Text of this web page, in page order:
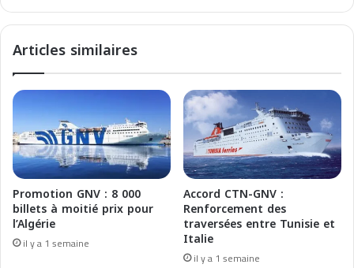
a
e
t
i
F
r
a
n
c
i
a
-
A
c
:
A
a
n
a
c
c
u
s
e
d
o
Articles similaires
Promotion GNV : 8 000
billets à moitié prix pour
l’Algérie
il y a 1 semaine
Accord CTN-GNV :
Renforcement des
traversées entre Tunisie et
Italie
il y a 1 semaine